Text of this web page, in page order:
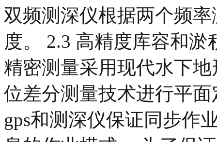
双频测深仪根据两个频
度。 2.3 高精度库容和
精密测量采用现代水下
位差分测量技术进行平
gps和测深仪保证同步作